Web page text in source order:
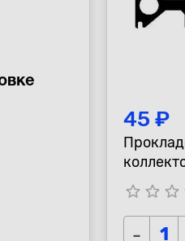
45 ₽
SOCH /
star_border star_border star_border
-